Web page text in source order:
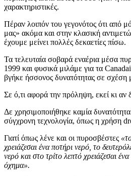
χαρακτηριστικές.
Πέραν λοιπόν του γεγονότος ότι από
μας» ακόμα και στην κλασική
έχουμε μείνει πολλές δεκαετίες πίσω.
Τα τελευταία σοβαρά εναέρια μέσα
1999 και φυσικά μιλάμε για τα
βγήκε ήσσονος δυνατότητας σε σχέση
Σε ό,τι αφορά την πρόληψη, εκεί κι αν
Δε χρησιμοποιήθηκε καμία
σύγχρονη τεχνολογία, όπως η χρήση
Γιατί όπως λένε και οι πυροσβέστες
χρειάζεσαι ένα ποτήρι νερό, το
νερό και στο τρίτο λεπτό χρειάζεσαι
όχημα».